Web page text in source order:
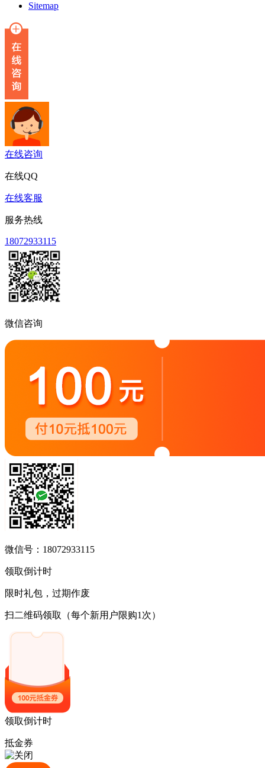
Sitemap
在线咨询
在线QQ
在线客服
服务热线
18072933115
微信咨询
微信号：18072933115
领取倒计时
限时礼包，过期作废
扫二维码领取 （每个新用户限购1次）
领取倒计时
抵金券